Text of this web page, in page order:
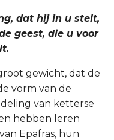
dat hij in u stelt,
geest, die u voor
gewicht, dat de
vorm van de
van ketterse
hebben leren
Epafras, hun